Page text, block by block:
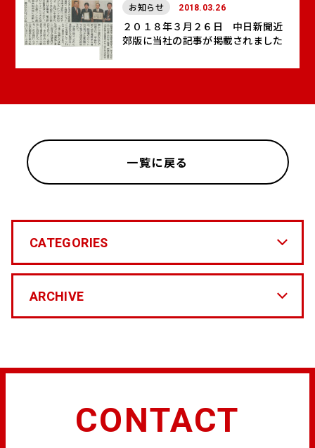
2018.03.26
お知らせ
２０１８年３月２６日 中日新聞近
郊版に当社の記事が掲載されました
一覧に戻る
CATEGORIES
ARCHIVE
CONTACT